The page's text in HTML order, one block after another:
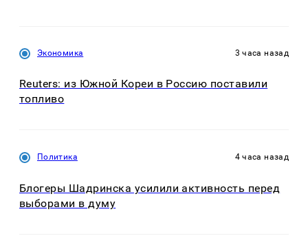
Экономика 3 часа назад
Reuters: из Южной Кореи в Россию поставили
топливо
Политика 4 часа назад
Блогеры Шадринска усилили активность перед
выборами в думу